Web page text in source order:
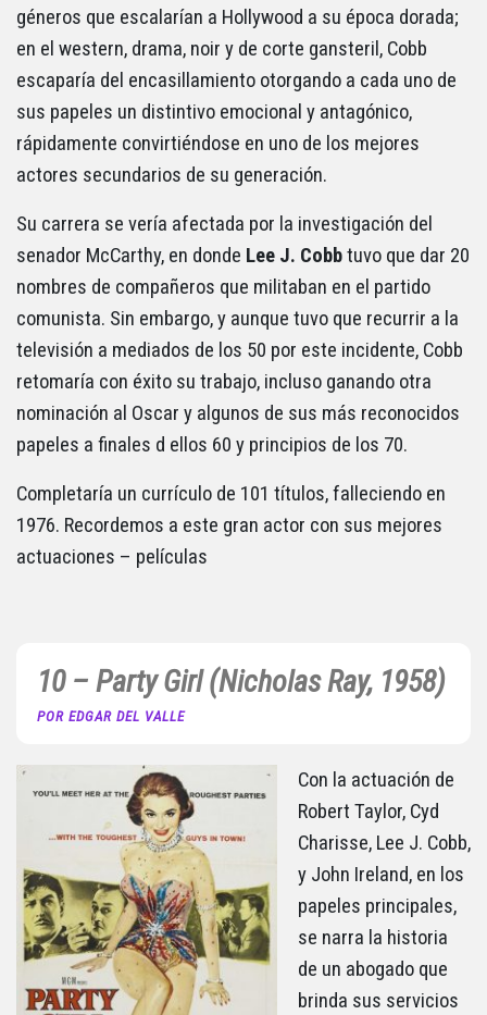
géneros que escalarían a Hollywood a su época dorada;
en el western, drama, noir y de corte gansteril, Cobb
escaparía del encasillamiento otorgando a cada uno de
sus papeles un distintivo emocional y antagónico,
rápidamente convirtiéndose en uno de los mejores
actores secundarios de su generación.
Su carrera se vería afectada por la investigación del
senador McCarthy, en donde Lee J. Cobbtuvo que dar 20
nombres de compañeros que militaban en el partido
comunista. Sin embargo, y aunque tuvo que recurrir a la
televisión a mediados de los 50 por este incidente, Cobb
retomaría con éxito su trabajo, incluso ganando otra
nominación al Oscar y algunos de sus más reconocidos
papeles a finales d ellos 60 y principios de los 70.
Completaría un currículo de 101 títulos, falleciendo en
1976. Recordemos a este gran actor con sus mejores
actuaciones – películas
10 – Party Girl (Nicholas Ray, 1958)
POR EDGAR DEL VALLE
Con la actuación de
Robert Taylor, Cyd
Charisse, Lee J. Cobb,
y John Ireland, en los
papeles principales,
se narra la historia
de un abogado que
brinda sus servicios